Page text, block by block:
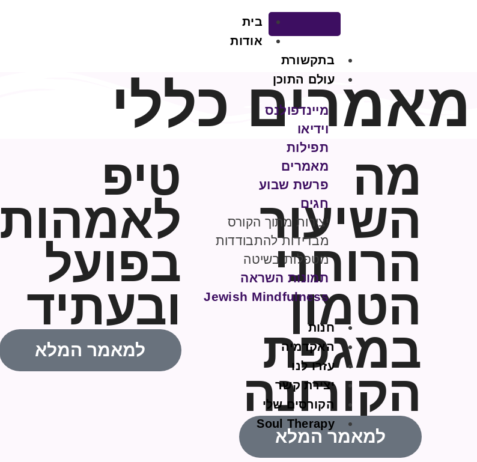
בית
אודות
בתקשורת
עולם התוכן
מיינדפולנס
וידיאו
תפילות
מאמרים
פרשת שבוע
חגים
יצירות מתוך הקורס
מבדידות להתבודדות
מטפלות בשיטה
תמונות השראה
Jewish Mindfulness
חנות
האקדמיה
עזרו לנו
יצירת קשר
הקורסים שלי
Soul Therapy
מאמרים כללי
מה
השיעור
הרוחני
הטמון
במגפת
הקורונה
למאמר המלא
טיפ
לאמהות
בפועל
ובעתיד
למאמר המלא